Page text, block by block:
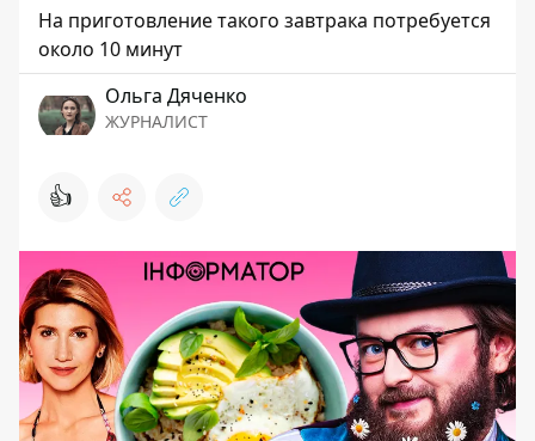
На приготовление такого завтрака потребуется
около 10 минут
Ольга Дяченко
ЖУРНАЛИСТ
👍